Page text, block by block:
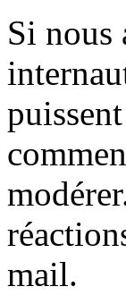
Si nous
mail.